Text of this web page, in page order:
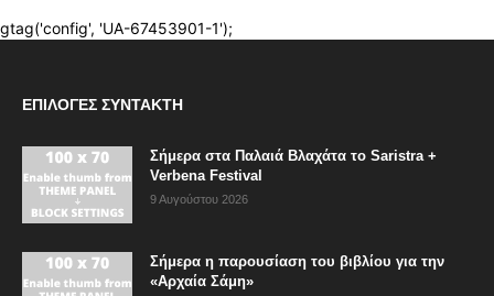
ΕΠΙΛΟΓΈΣ ΣΥΝΤΆΚΤΗ
Σήμερα στα Παλαιά Βλαχάτα το Saristra +
Verbena Festival
9 Αυγούστου 2026
Σήμερα η παρουσίαση του βιβλίου για την
«Αρχαία Σάμη»